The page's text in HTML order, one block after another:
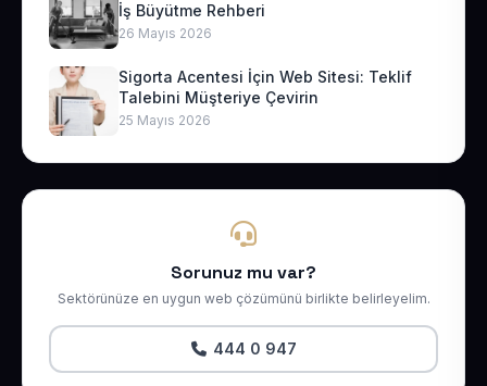
İş Büyütme Rehberi
26 Mayıs 2026
Sigorta Acentesi İçin Web Sitesi: Teklif
Talebini Müşteriye Çevirin
25 Mayıs 2026
Sorunuz mu var?
Sektörünüze en uygun web çözümünü birlikte belirleyelim.
444 0 947